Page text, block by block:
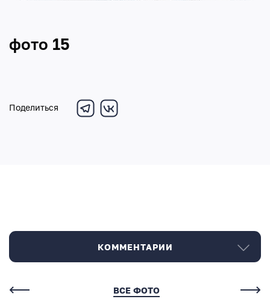
фото 15
Поделиться
КОММЕНТАРИИ
Комментарии ВСЕ ФОТО